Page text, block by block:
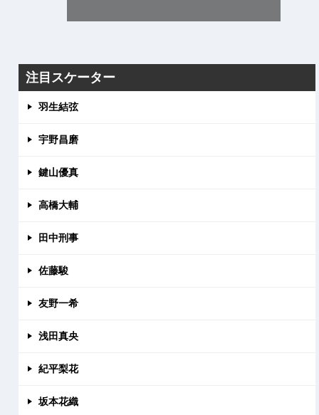
注目スケーター
羽生結弦
宇野昌磨
鍵山優真
高橋大輔
田中刑事
佐藤駿
友野一希
浅田真央
紀平梨花
坂本花織